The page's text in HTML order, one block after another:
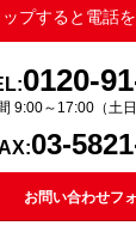
プすると電話を
0120-
9:00～17:00（土日
03-
お問い合わせフ